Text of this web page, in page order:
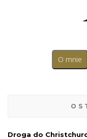
O mnie
Droga do